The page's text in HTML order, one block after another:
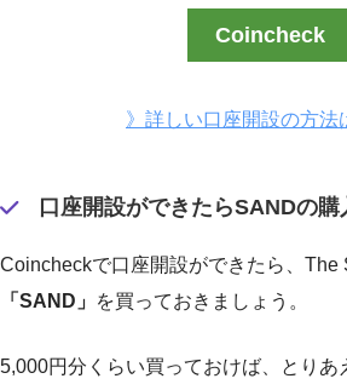
Coincheck
》詳しい口座開設の方法
口座開設ができたらSANDの購
Coincheckで口座開設ができたら、The
「SAND」 を買っておきましょう。
5,000円分くらい買っておけば、とりあ